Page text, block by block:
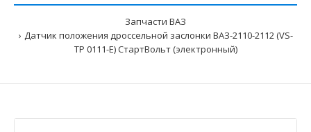
Запчасти ВАЗ
Датчик положения дроссельной заслонки ВАЗ-2110-2112 (VS-
TP 0111-E) СтартВольт (электронный)